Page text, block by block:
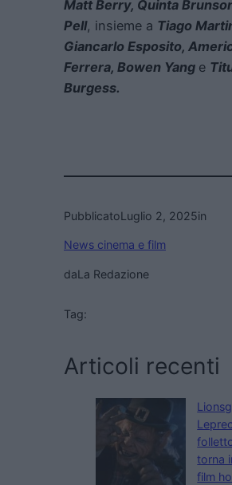
Matt Berry, Quinta
Pell, insieme a Tiago
Giancarlo Esposito,
Ferrera, Bowen Yang e
Burgess.
PubblicatoLuglio 2, 2025in
News cinema e film
daLa Redazione
Tag:
Articoli recenti
torna
film